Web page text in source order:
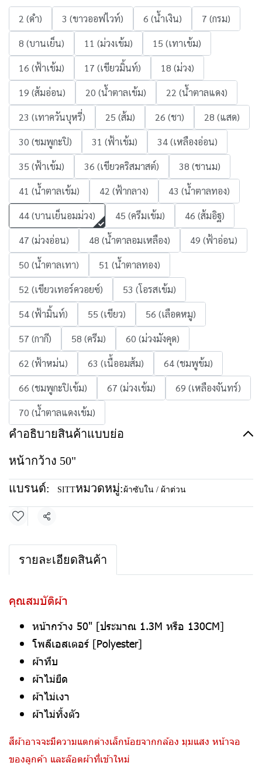
2 (ดำ) 3 (ขาวออฟไวท์) 6 (น้ำเงิน)
7 (กรม)
8 (บานเย็น)
11 (ม่วงเข้ม)
15 (เทาเข้ม)
16 (ฟ้าเข้ม)
17 (เขียวมิ้นท์)
18 (ม่วง)
19 (ส้มอ่อน)
20 (น้ำตาลเข้ม)
22 (น้ำตาลแดง)
23 (เทาควันบุหรี่)
25 (ส้ม) 26 (ชา)
28 (แสด)
30 (ชมพูกะปิ)
31 (ฟ้าเข้ม)
34 (เหลืองอ่อน)
35 (ฟ้าเข้ม)
36 (เขียวคริสมาสต์)
38 (ชานม)
41 (น้ำตาลเข้ม)
42 (ฟ้ากลาง)
43 (น้ำตาลทอง)
44 (บานเย็นอมม่วง)
45 (ครีมเข้ม)
46 (ส้มอิฐ)
47 (ม่วงอ่อน)
48 (น้ำตาลอมเหลือง)
49 (ฟ้าอ่อน)
50 (น้ำตาลเทา)
51 (น้ำตาลทอง)
52 (เขียวเทอร์ควอยซ์)
53 (โอรสเข้ม)
54 (ฟ้ามิ้นท์)
55 (เขียว)
56 (เลือดหมู)
57 (กากี)
58 (ครีม)
60 (ม่วงมังคุด)
62 (ฟ้าหม่น)
63 (เนื้ออมส้ม)
64 (ชมพูข้ม)
66 (ชมพูกะปิเข้ม)
67 (ม่วงเข้ม)
69 (เหลืองจันทร์)
70 (น้ำตาลแดงเข้ม)
คำอธิบายสินค้าแบบย่อ
หน้ากว้าง 50"
แบรนด์: SITTหมวดหมู่: ผ้าซับใน / ผ้าต่วน
แชร์
รายละเอียดสินค้า
คุณสมบัติผ้า
หน้ากว้าง 50" [ประมาณ 1.3M หรือ 130CM]
โพลีเอสเตอร์ [Polyester]
ผ้าทึบ
ผ้าไม่ยืด
ผ้าไม่เงา
ผ้าไม่ทิ้งตัว
สีผ้าอาจจะมีความแตกต่างเล็กน้อยจากกล้อง มุมแสง หน้าจอ
ของลูกค้า และล๊อตผ้าที่เข้าใหม่